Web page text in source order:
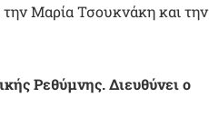
Μαρία Τσουκνάκη και την
Ρεθύμνης. Διευθύνει ο